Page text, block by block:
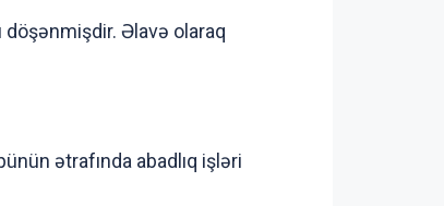
Əlavə olaraq
ətrafında abadlıq işləri